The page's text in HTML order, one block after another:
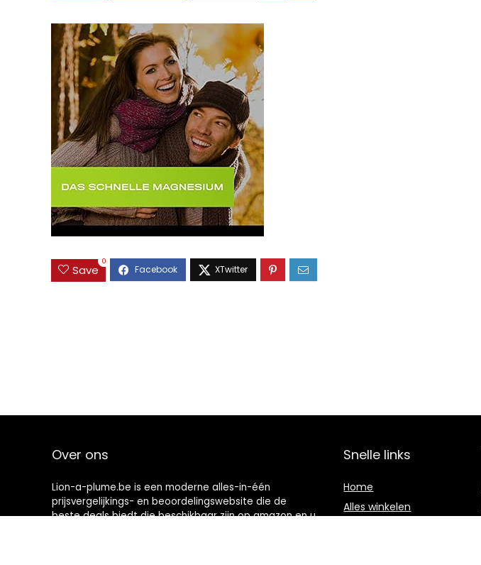
Save
0
Over ons
Lion-a-plume.be is een moderne alles-in-één
prijsvergelijkings- en beoordelingswebsite die de
beste deals biedt die beschikbaar zijn op amazon en u
Snelle links
Home
Alles winkelen